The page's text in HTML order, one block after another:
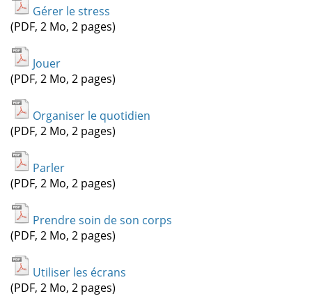
Gérer le stress
(PDF, 2 Mo, 2 pages)
Jouer
(PDF, 2 Mo, 2 pages)
Organiser le quotidien
(PDF, 2 Mo, 2 pages)
Parler
(PDF, 2 Mo, 2 pages)
Prendre soin de son corps
(PDF, 2 Mo, 2 pages)
Utiliser les écrans
(PDF, 2 Mo, 2 pages)